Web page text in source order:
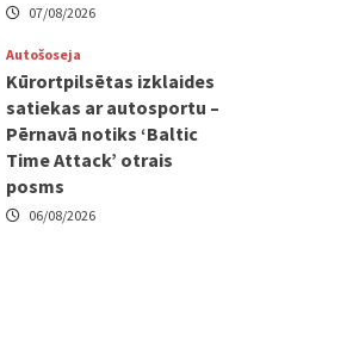
07/08/2026
Autošoseja
Kūrortpilsētas izklaides
satiekas ar autosportu –
Pērnavā notiks ‘Baltic
Time Attack’ otrais
posms
06/08/2026